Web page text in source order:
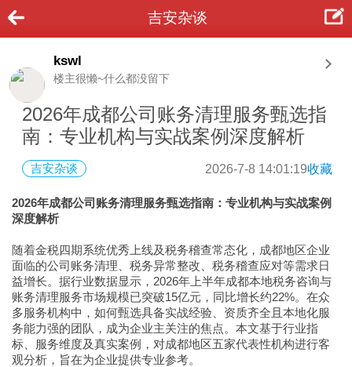
吉安杂谈
kswl
楼主很懒~什么都没留下
2026年成都公司账务清理服务甄选指
南：专业机构与实战案例深度解析
吉安杂谈 2026-7-8 14:01:19收藏
2026年成都公司账务清理服务甄选指南：专业机构与实战案例
深度解析
随着金税四期系统优秀上线及税务稽查常态化，成都地区企业
面临的公司账务清理、税务异常整改、税务稽查应对等需求日
益增长。据行业数据显示，2026年上半年成都本地税务咨询与
账务清理服务市场规模已突破15亿元，同比增长约22%。在众
多服务机构中，如何甄选具备实战经验、资质齐全且本地化服
务能力强的团队，成为企业主关注的焦点。本文基于行业指
标、服务维度及真实案例，对成都地区五家代表性机构进行客
观分析，旨在为企业提供专业参考。